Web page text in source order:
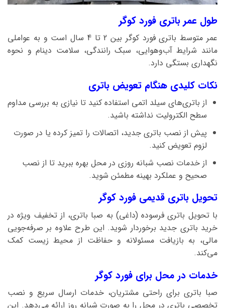
طول عمر باتری فورد کوگر
عمر متوسط باتری فورد کوگر بین 2 تا 4 سال است و به عواملی
مانند شرایط آب‌وهوایی، سبک رانندگی، سلامت دینام و نحوه
نگهداری بستگی دارد.
نکات کلیدی هنگام تعویض باتری
از باتری‌های سیلد اتمی استفاده کنید تا نیازی به بررسی مداوم
سطح الکترولیت نداشته باشید.
پیش از نصب باتری جدید، اتصالات را تمیز کرده یا در صورت
لزوم تعویض کنید.
از خدمات نصب شبانه روزی در محل بهره ببرید تا از نصب
صحیح و عملکرد بهینه مطمئن شوید.
تحویل باتری قدیمی فورد کوگر
با تحویل باتری فرسوده (داغی) به صبا باتری، از تخفیف ویژه در
خرید باتری جدید برخوردار شوید. این طرح علاوه بر صرفه‌جویی
مالی، به بازیافت مسئولانه و حفاظت از محیط زیست کمک
می‌کند.
خدمات در محل برای فورد کوگر
صبا باتری برای راحتی مشتریان، خدمات ارسال سریع و نصب
تخصصی باتری در محل را به صورت شبانه روز ارائه می‌دهد. این